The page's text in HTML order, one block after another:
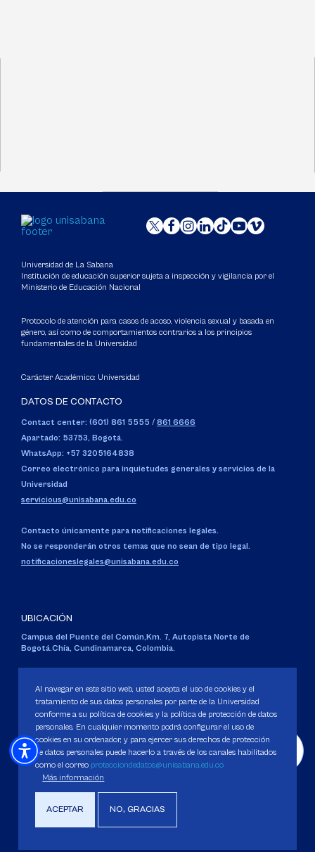
Universidad de La Sabana
Institución de educación superior sujeta a inspección y vigilancia por el
Ministerio de Educación Nacional
Protocolo de atención para casos de acoso, violencia sexual y basada en
género, así como de comportamientos contrarios a los principios
fundamentales de la Universidad
Carácter Académico: Universidad
DATOS DE CONTACTO
Contact center: (601) 861 5555 / 861 6666
Apartado: 53753, Bogotá.
WhatsApp: +57 3205164838
Correo electrónico para inquietudes generales y servicios de la
Universidad
servicious@unisabana.edu.co
Contacto únicamente para notificaciones legales.
No se responderán otros temas que no sean de tipo legal.
notificacioneslegales@unisabana.edu.co
UBICACIÓN
Campus del Puente del Común,Km. 7, Autopista Norte de
Bogotá.Chía, Cundinamarca, Colombia.
Personería Jurídica:Resolución 130 del 14 de enero de 1980.
Ministerio de Educación Nacional.
Política de Protección de datos
Derechos Pecuniarios
Al navegar en este sitio web, usted acepta el uso de cookies y el
tratamiento de sus datos personales por parte de la Universidad
conforme a su política de cookies y la política de protección de datos
personales. En cualquier momento podrá configurar el uso de
cookies en su ordenador, y para ejercer sus derechos de protección
de datos personales puede hacerlo a través de los canales habilitados
como el correo protecciondedatos@unisabana.edu.co
Más información
ACEPTAR NO, GRACIAS